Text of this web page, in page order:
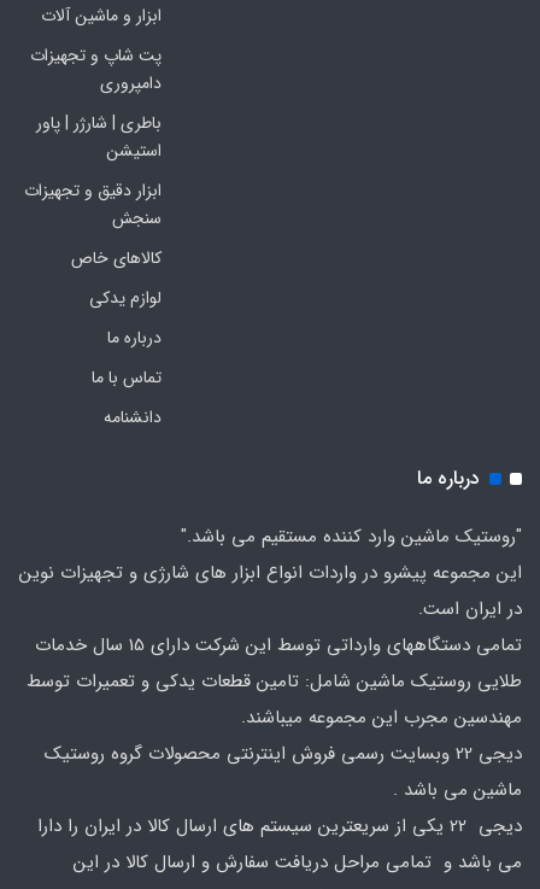
ابزار و ماشین آلات
پت شاپ و تجهیزات
دامپروری
باطری | شارژر | پاور
استیشن
ابزار دقیق و تجهیزات
سنجش
کالاهای خاص
لوازم یدکی
درباره ما
تماس با ما
دانشنامه
درباره ما
"روستیک ماشین وارد کننده مستقیم می باشد."
این مجموعه پیشرو در واردات انواع ابزار های شارژی و تجهیزات نوین
در ایران است.
تمامی دستگاههای وارداتی توسط این شرکت دارای 15 سال خدمات
طلایی روستیک ماشین شامل: تامین قطعات یدکی و تعمیرات توسط
مهندسین مجرب این مجموعه میباشند.
دیجی 22 وبسایت رسمی فروش اینترنتی محصولات گروه روستیک
ماشین می باشد .
دیجی 22 یکی از سریعترین سیستم های ارسال کالا در ایران را دارا
می باشد و تمامی مراحل دریافت سفارش و ارسال کالا در این